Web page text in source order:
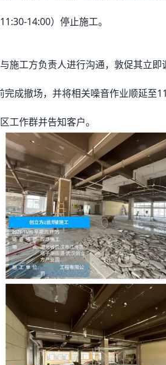
14:00）停止施工。
施工方负责人进行沟通，敦促其立即
成撤场，并将相关噪音作业顺延至
工作群并告知客户。